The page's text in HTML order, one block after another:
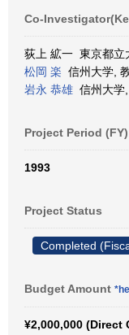
Co-
荻上 絋一 東京都立
松岡 楽 信州大学,
岩永 恭雄 信州大学
Project Period (FY)
1993
Project Status
Completed
Budget Amount
¥2,000,000 (Direct